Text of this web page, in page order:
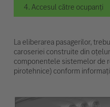
4. Accesul către ocupanți
La eliberarea pasagerilor,
caroseriei construite din
componentele sistemelor de
pirotehnice) conform